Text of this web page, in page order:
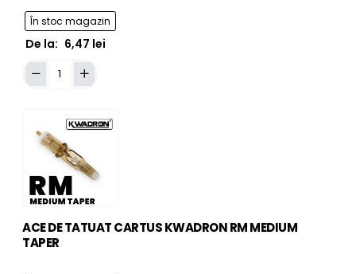
În stoc magazin
De la: 6,47 lei
ACE
CARTUS
KWADRON
TAPER
ACE DE TATUAT CARTUS KWADRON RM MEDIUM
TAPER